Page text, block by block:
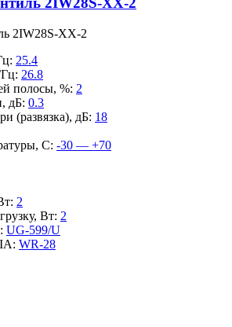
2IW28S-XX-2
: 25.4
: 26.8
полосы, %: 2
дБ: 0.3
(развязка), дБ: 18
С: -30 — +70
: 2
Вт: 2
: UG-599/U
: WR-28